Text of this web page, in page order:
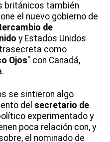
británicos también
el nuevo gobierno de
de
y Estados Unidos
como
Ojos" con Canadá,
se sintieron algo
del secretario de
experimentado y
poca relación con, y
el nominado de